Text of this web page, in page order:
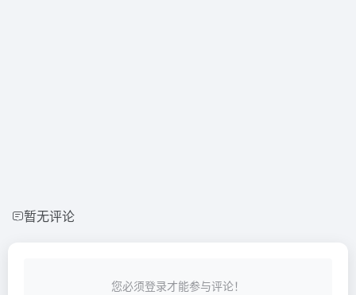
暂无评论
您必须登录才能参与评论！